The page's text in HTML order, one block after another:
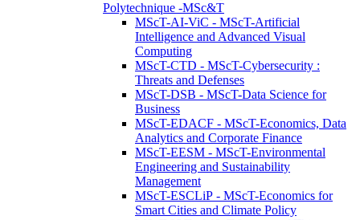
Polytechnique -MSc&T
MScT-AI-ViC - MScT-Artificial
Intelligence and Advanced Visual
Computing
MScT-CTD - MScT-Cybersecurity :
Threats and Defenses
MScT-DSB - MScT-Data Science for
Business
MScT-EDACF - MScT-Economics, Data
Analytics and Corporate Finance
MScT-EESM - MScT-Environmental
Engineering and Sustainability
Management
MScT-ESCLiP - MScT-Economics for
Smart Cities and Climate Policy